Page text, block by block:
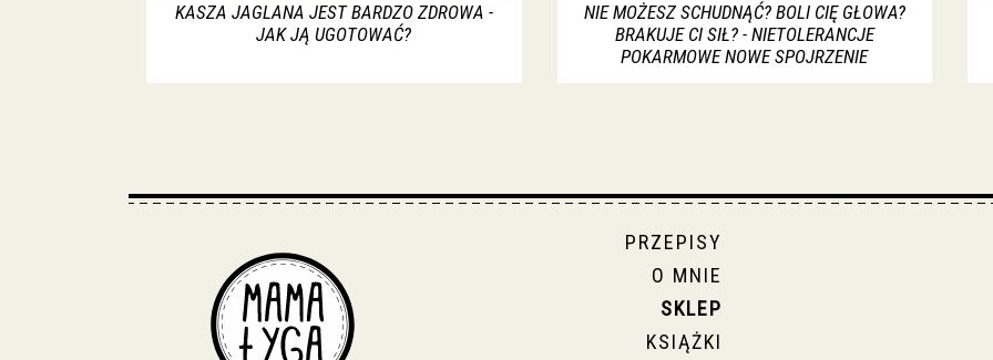
KASZA JAGLANA JEST BARDZO ZDROWA -
JAK JĄ UGOTOWAĆ?
NIE MOŻESZ SCHUDNĄĆ? BOLI CIĘ GŁOWA?
BRAKUJE CI SIŁ? - NIETOLERANCJE
POKARMOWE NOWE SPOJRZENIE
PRZEPISY
O MNIE
SKLEP
KSIĄŻKI